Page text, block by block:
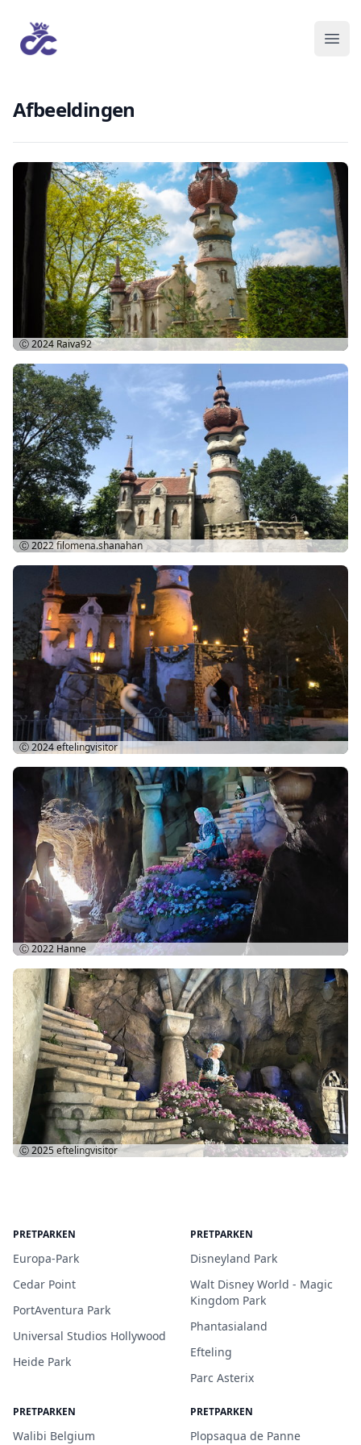
Afbeeldingen
Ⓒ 2024 Raiva92
Ⓒ 2022filomena.shanahan
Ⓒ 2024eftelingvisitor
Ⓒ 2022 Hanne
Ⓒ 2025eftelingvisitor
PRETPARKEN
Europa-Park
Cedar Point
PortAventura Park
Universal Studios Hollywood
Heide Park
PRETPARKEN
Disneyland Park
Walt Disney World - Magic
Kingdom Park
Phantasialand
Efteling
Parc Asterix
PRETPARKEN
Walibi Belgium
PRETPARKEN
Plopsaqua de Panne